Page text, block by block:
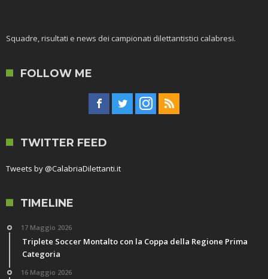
Squadre, risultati e news dei campionati dilettantistici calabresi.
FOLLOW ME
TWITTER FEED
Tweets by @CalabriaDilettanti.it
TIMELINE
17 Maggio 2026
Triplete Soccer Montalto con la Coppa della Regione Prima
Categoria
16 Maggio 2026